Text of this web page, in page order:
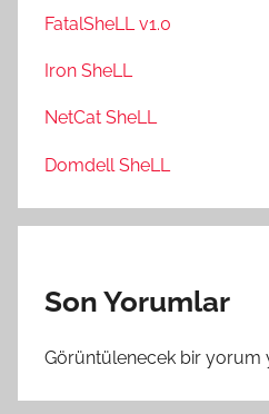
FatalSheLL v1.0
Iron SheLL
NetCat SheLL
Domdell SheLL
Son Yorumlar
Görüntülenecek bir yorum